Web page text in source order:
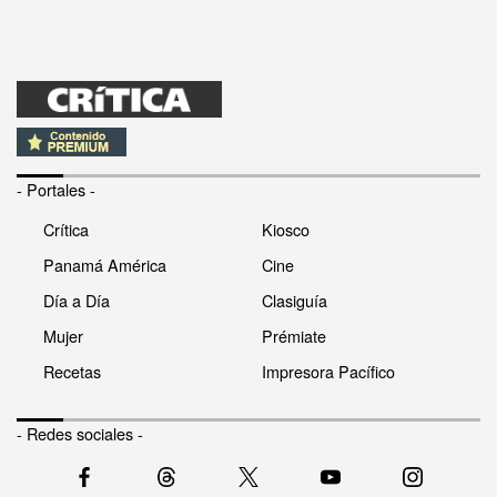
- Portales -
Crítica
Panamá América
Día a Día
Mujer
Recetas
Kiosco
Cine
Clasiguía
Prémiate
Impresora Pacífico
- Redes sociales -